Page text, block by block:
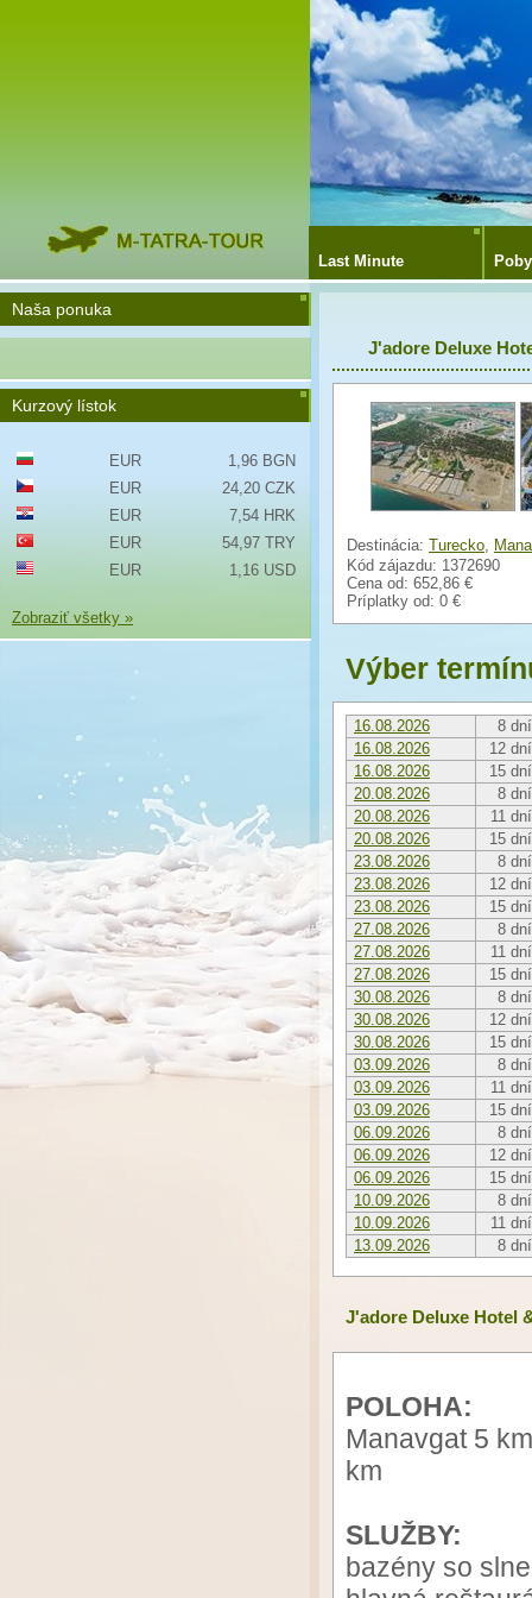
Last Minute
J'adore Deluxe
Destinácia: Turecko,
Kód zájazdu: 1372690
Cena od: 652,86 €
Príplatky od: 0 €
Výber
16.08.2026
8 dní
16.08.2026
12 dní
16.08.2026
15 dní
20.08.2026
8 dní
20.08.2026
11 dní
20.08.2026
15 dní
23.08.2026
8 dní
23.08.2026
12 dní
23.08.2026
15 dní
27.08.2026
8 dní
27.08.2026
11 dní
27.08.2026
15 dní
30.08.2026
8 dní
30.08.2026
12 dní
30.08.2026
15 dní
03.09.2026
8 dní
03.09.2026
11 dní
03.09.2026
15 dní
06.09.2026
8 dní
06.09.2026
12 dní
06.09.2026
15 dní
10.09.2026
8 dní
10.09.2026
11 dní
13.09.2026
8 dní
J'adore Deluxe Hotel
POLOHA:
Manavgat 5
km
SLUŽBY:
bazény so
Naša ponuka
Kurzový lístok
EUR
1,96 BGN
EUR
24,20 CZK
EUR
7,54 HRK
EUR
54,97 TRY
EUR
1,16 USD
Zobraziť všetky »